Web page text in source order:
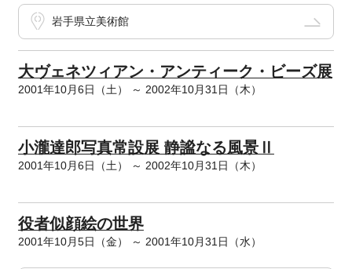
岩手県立美術館
大ヴェネツィアン・アンティーク・ビーズ展
2001年10月6日（土） ～ 2002年10月31日（木）
小瀧達郎写真常設展 静謐なる風景Ⅱ
2001年10月6日（土） ～ 2002年10月31日（木）
役者似顔絵の世界
2001年10月5日（金） ～ 2001年10月31日（水）